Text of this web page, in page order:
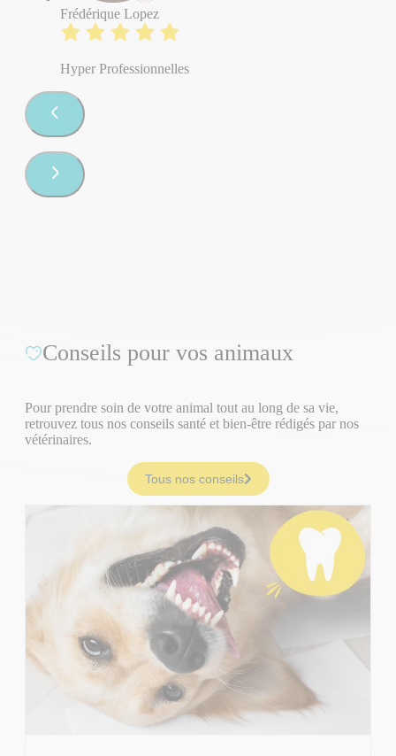
Frédérique Lopez
Hyper Professionnelles
Conseils pour vos animaux
Pour prendre soin de votre animal tout au long de sa vie,
retrouvez tous nos conseils santé et bien-être rédigés par nos
vétérinaires.
Tous nos conseils